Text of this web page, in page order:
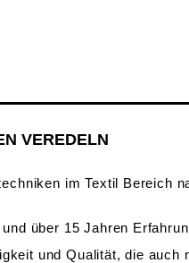
VEREDELN
im Textil Bereich
über 15 Jahren
und Qualität, die